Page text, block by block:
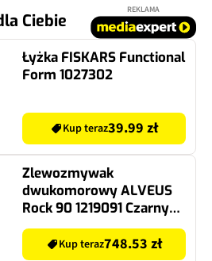
Ciebie
REKLAMA
Łyżka FISKARS Functional
Form 1027302
Kup teraz39.99 zł
Zlewozmywak
dwukomorowy ALVEUS
Rock 90 1219091 Czarny
Kup teraz748.53 zł